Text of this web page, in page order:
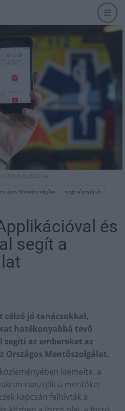
Mentőszolgálat
segítségnyújtás
és
segít a
célzó jó tanácsokkal,
hatékonyabbá tevő
az embereket az
Országos Mentőszolgálat.
kiemelte: a
riasztják a mentőket
kapcsán felhívták a